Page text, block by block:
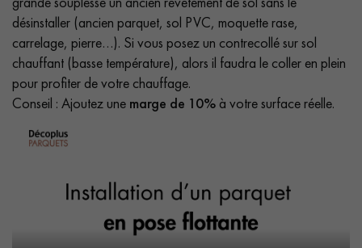
désinstaller (ancien parquet, sol PVC, moquette rase,
carrelage, pierre…). Si vous posez un contrecollé sur sol
chauffant (basse température), alors il faudra le coller en plein
pour profiter de votre chauffage.
Conseil : Ajoutez une marge de 10% à votre surface réelle.